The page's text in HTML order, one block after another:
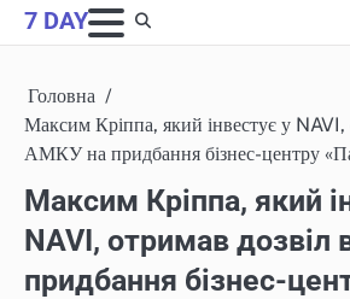
Skip
to
7 DAY
Головна
Максим Кріппа, який інвестує у NAVI,
АМКУ на придбання бізнес-центру
Максим Кріппа, який
NAVI, отримав дозвіл
придбання бізнес-